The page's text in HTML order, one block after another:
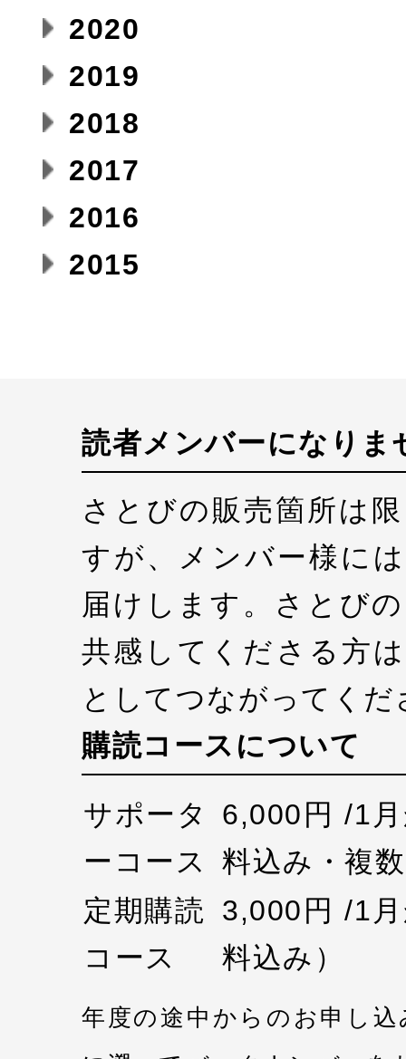
2020
2019
2018
2017
2016
2015
読者メンバーになりま
さとびの販売箇所は
すが、メンバー様に
届けします。さとび
共感してくださる方
としてつながってくだ
購読コースについて
サポータ
ーコース
6,000円 /1
料込み・複
定期購読
コース
3,000円 /1
料込み）
年度の途中からのお申し